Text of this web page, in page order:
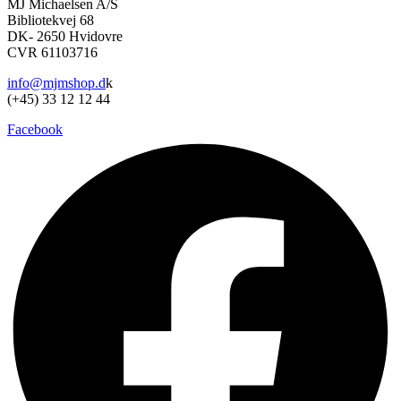
MJ Michaelsen A/S
Bibliotekvej 68
DK- 2650 Hvidovre
CVR 61103716
info@mjmshop.dk
(+45) 33 12 12 44
Facebook